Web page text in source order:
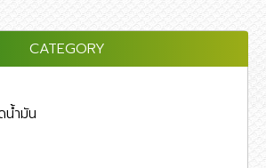
CATEGORY
น้ำมัน